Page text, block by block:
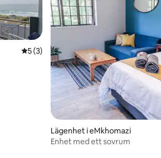
5 av 5 i genomsnittligt betyg, 3
5 (3)
Lägenhet i eMkhomazi
Enhet med ett sovrum